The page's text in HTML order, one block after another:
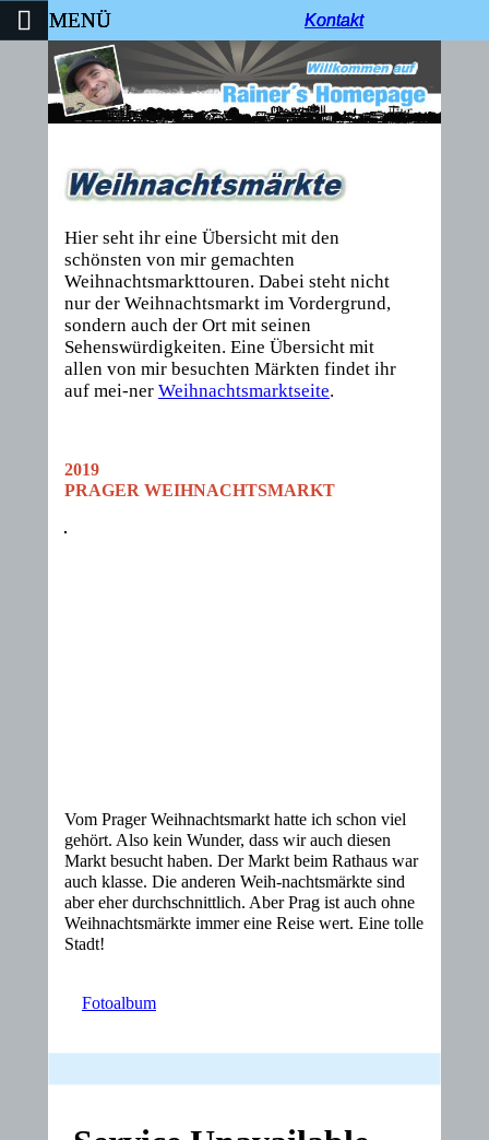
Kontakt
MENÜ Kontakt
Kontakt
Hier seht ihr eine Übersicht mit den
schönsten von mir gemachten
Weihnachtsmarkttouren. Dabei steht nicht
nur der Weihnachtsmarkt im Vordergrund,
sondern auch der Ort mit seinen
Sehenswürdigkeiten. Eine Übersicht mit
allen von mir besuchten Märkten findet ihr
auf mei-ner Weihnachtsmarktseite.